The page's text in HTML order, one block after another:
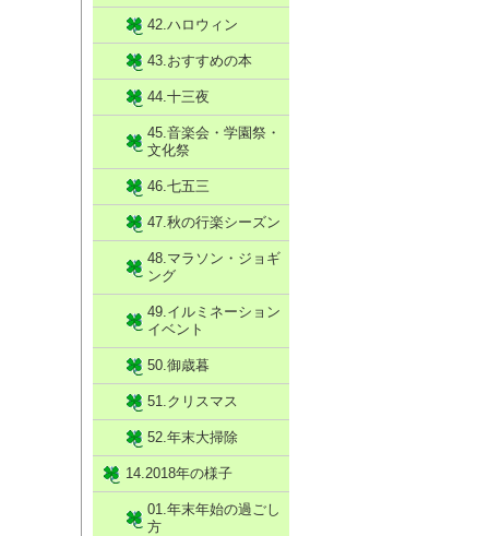
42.ハロウィン
43.おすすめの本
44.十三夜
45.音楽会・学園祭・
文化祭
46.七五三
47.秋の行楽シーズン
48.マラソン・ジョギ
ング
49.イルミネーション
イベント
50.御歳暮
51.クリスマス
52.年末大掃除
14.2018年の様子
01.年末年始の過ごし
方